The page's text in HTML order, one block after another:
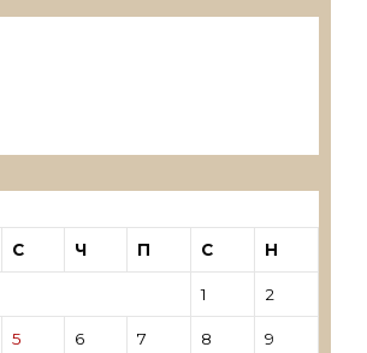
С Ч П С Н
1 2
5 6 7 8 9